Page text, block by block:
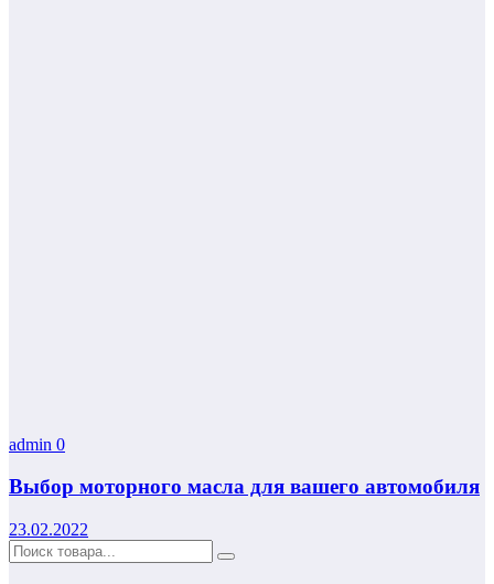
admin 0
Выбор моторного масла для вашего автомобиля
23.02.2022